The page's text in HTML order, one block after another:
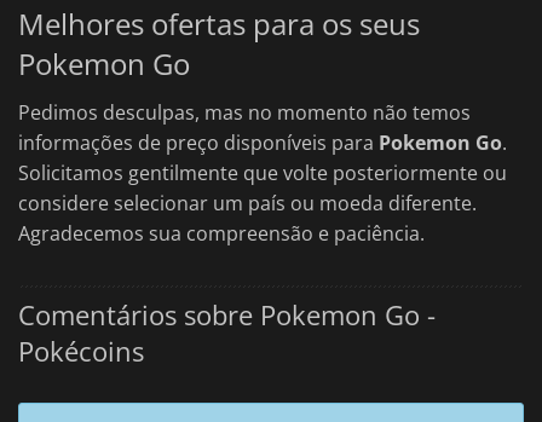
Melhores ofertas para os seus
Pokemon Go
Pedimos desculpas, mas no momento não temos
informações de preço disponíveis para Pokemon Go.
Solicitamos gentilmente que volte posteriormente ou
considere selecionar um país ou moeda diferente.
Agradecemos sua compreensão e paciência.
Comentários sobre Pokemon Go -
Pokécoins